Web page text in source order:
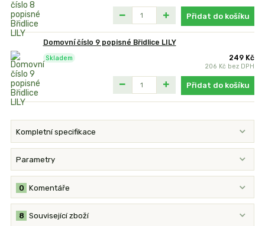
Přidat do košíku
Domovní číslo 9 popisné Břidlice LILY
249 Kč
206 Kč bez DPH
Skladem
Přidat do košíku
Kompletní specifikace
Parametry
Komentáře
0
Související zboží
8